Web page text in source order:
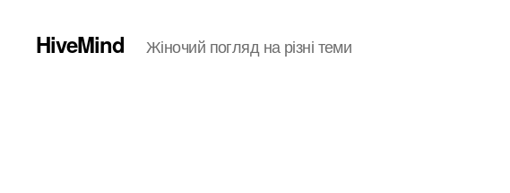
HiveMind Жіночий погляд на різні теми